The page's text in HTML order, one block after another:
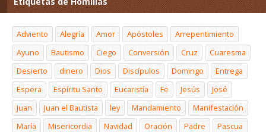
Adviento Alegría Amor Apóstoles
Arrepentimiento
Ayuno
Bautismo Ciego Conversión Cruz
Cuaresma
Desierto
dinero Dios Discípulos Domingo
Entrega
Espera
Espíritu Santo Eucaristía Fe Jesús
José
Juan
Juan el Bautista ley Mandamiento
Manifestación
María
Misericordia Navidad Oración Padre
Pascua